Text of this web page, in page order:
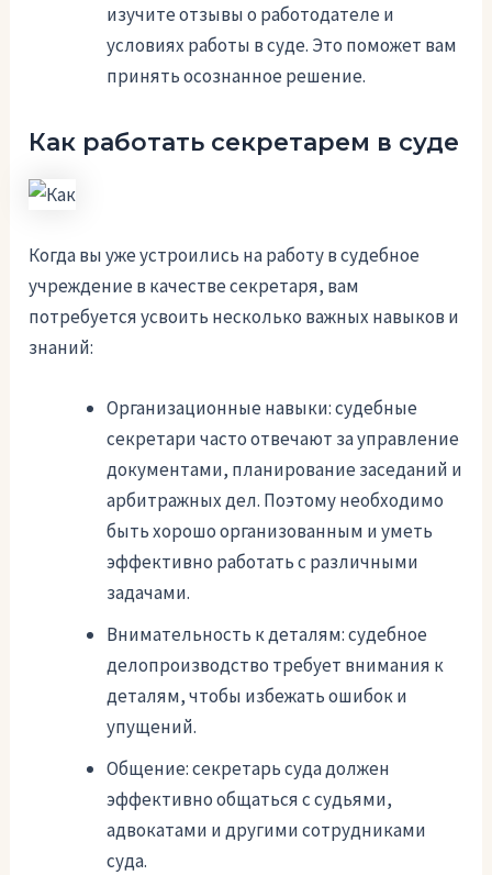
изучите отзывы о работодателе и
условиях работы в суде. Это поможет вам
принять осознанное решение.
Как работать секретарем в суде
Когда вы уже устроились на работу в судебное
учреждение в качестве секретаря, вам
потребуется усвоить несколько важных навыков и
знаний:
Организационные навыки: судебные
секретари часто отвечают за управление
документами, планирование заседаний и
арбитражных дел. Поэтому необходимо
быть хорошо организованным и уметь
эффективно работать с различными
задачами.
Внимательность к деталям: судебное
делопроизводство требует внимания к
деталям, чтобы избежать ошибок и
упущений.
Общение: секретарь суда должен
эффективно общаться с судьями,
адвокатами и другими сотрудниками
суда.